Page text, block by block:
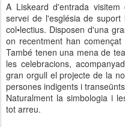
A Liskeard d'entrada visitem
servei de l'església de
col•lectius. Disposen d'una
on recentment han
També tenen una mena de
les celebracions,
gran orgull el projecte de la
persones indigents i
Naturalment la simbologia i
tot arreu.